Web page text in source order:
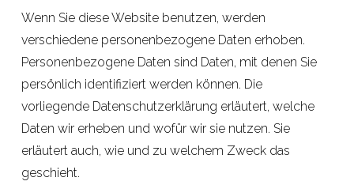
Wenn Sie diese Website benutzen, werden
verschiedene personenbezogene Daten erhoben.
Personenbezogene Daten sind Daten, mit denen Sie
persönlich identifiziert werden können. Die
vorliegende Datenschutzerklärung erläutert, welche
Daten wir erheben und wofür wir sie nutzen. Sie
erläutert auch, wie und zu welchem Zweck das
geschieht.